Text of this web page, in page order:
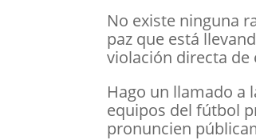
No existe ninguna
paz que está
violación directa
Hago un llamado a
equipos del fútbol
pronuncien